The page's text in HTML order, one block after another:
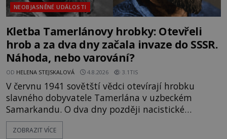
NEOBJASNĚNÉ UDÁLOSTI
Kletba Tamerlánovy hrobky: Otevřeli
hrob a za dva dny začala invaze do SSSR.
Náhoda, nebo varování?
OD HELENA STEJSKALOVÁ 4.8.2026 3.1TIS
V červnu 1941 sovětští vědci otevírají hrobku
slavného dobyvatele Tamerlána v uzbeckém
Samarkandu. O dva dny později nacistické
Německo zahajuje operaci Barbarossa a napadá
Sovětský svaz. Shoda dat je natolik zarážející, že se
ZOBRAZIT VÍCE